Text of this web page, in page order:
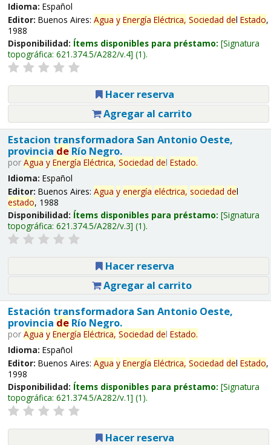
Idioma: Español
Editor: Buenos Aires: Agua y Energía Eléctrica, Sociedad del Estado,
1988
Disponibilidad: Ítems disponibles para préstamo: Signatura
topográfica: 621.374.5/A282/v.4 (1).
Hacer reserva
Agregar al carrito
Estacion transformadora San Antonio Oeste,
provincia deRío Negro.
por Agua y Energía Eléctrica, Sociedad del Estado.
Idioma: Español
Editor: Buenos Aires: Agua y energía eléctrica, sociedad del
estado, 1988
Disponibilidad: Ítems disponibles para préstamo: Signatura
topográfica: 621.374.5/A282/v.3 (1).
Hacer reserva
Agregar al carrito
Estación transformadora San Antonio Oeste,
provincia deRío Negro.
por Agua y Energía Eléctrica, Sociedad del Estado.
Idioma: Español
Editor: Buenos Aires: Agua y Energía Eléctrica, Sociedad del Estado,
1998
Disponibilidad: Ítems disponibles para préstamo: Signatura
topográfica: 621.374.5/A282/v.1 (1).
Hacer reserva